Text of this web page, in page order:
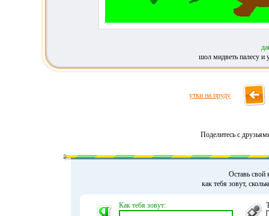
шол мидветь палесу и
утки на пруду
Поделитесь с
Оставь свой
как тебя зовут,
Как тебя зовут: